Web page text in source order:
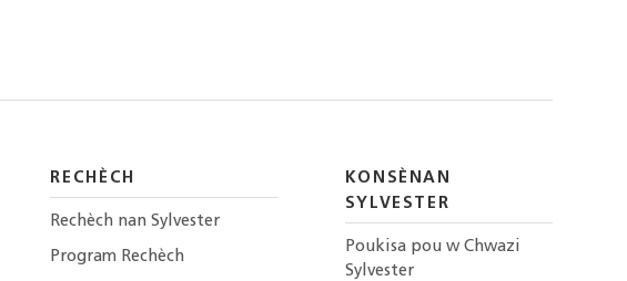
RECHÈCH
Rechèch nan Sylvester
Program Rechèch
KONSÈNAN
SYLVESTER
Poukisa pou w Chwazi
Sylvester